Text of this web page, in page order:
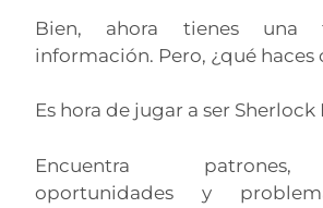
Bien, ahora tienes una
información. Pero, ¿qué haces
Es hora de jugar a ser Sherlock
Encuentra
oportunidades y